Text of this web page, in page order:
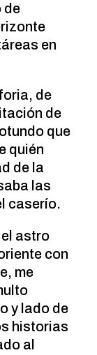
de
en
de
de
que
quién
de la
las
caserí­o.
astro
con
me
y lado de
historias
al